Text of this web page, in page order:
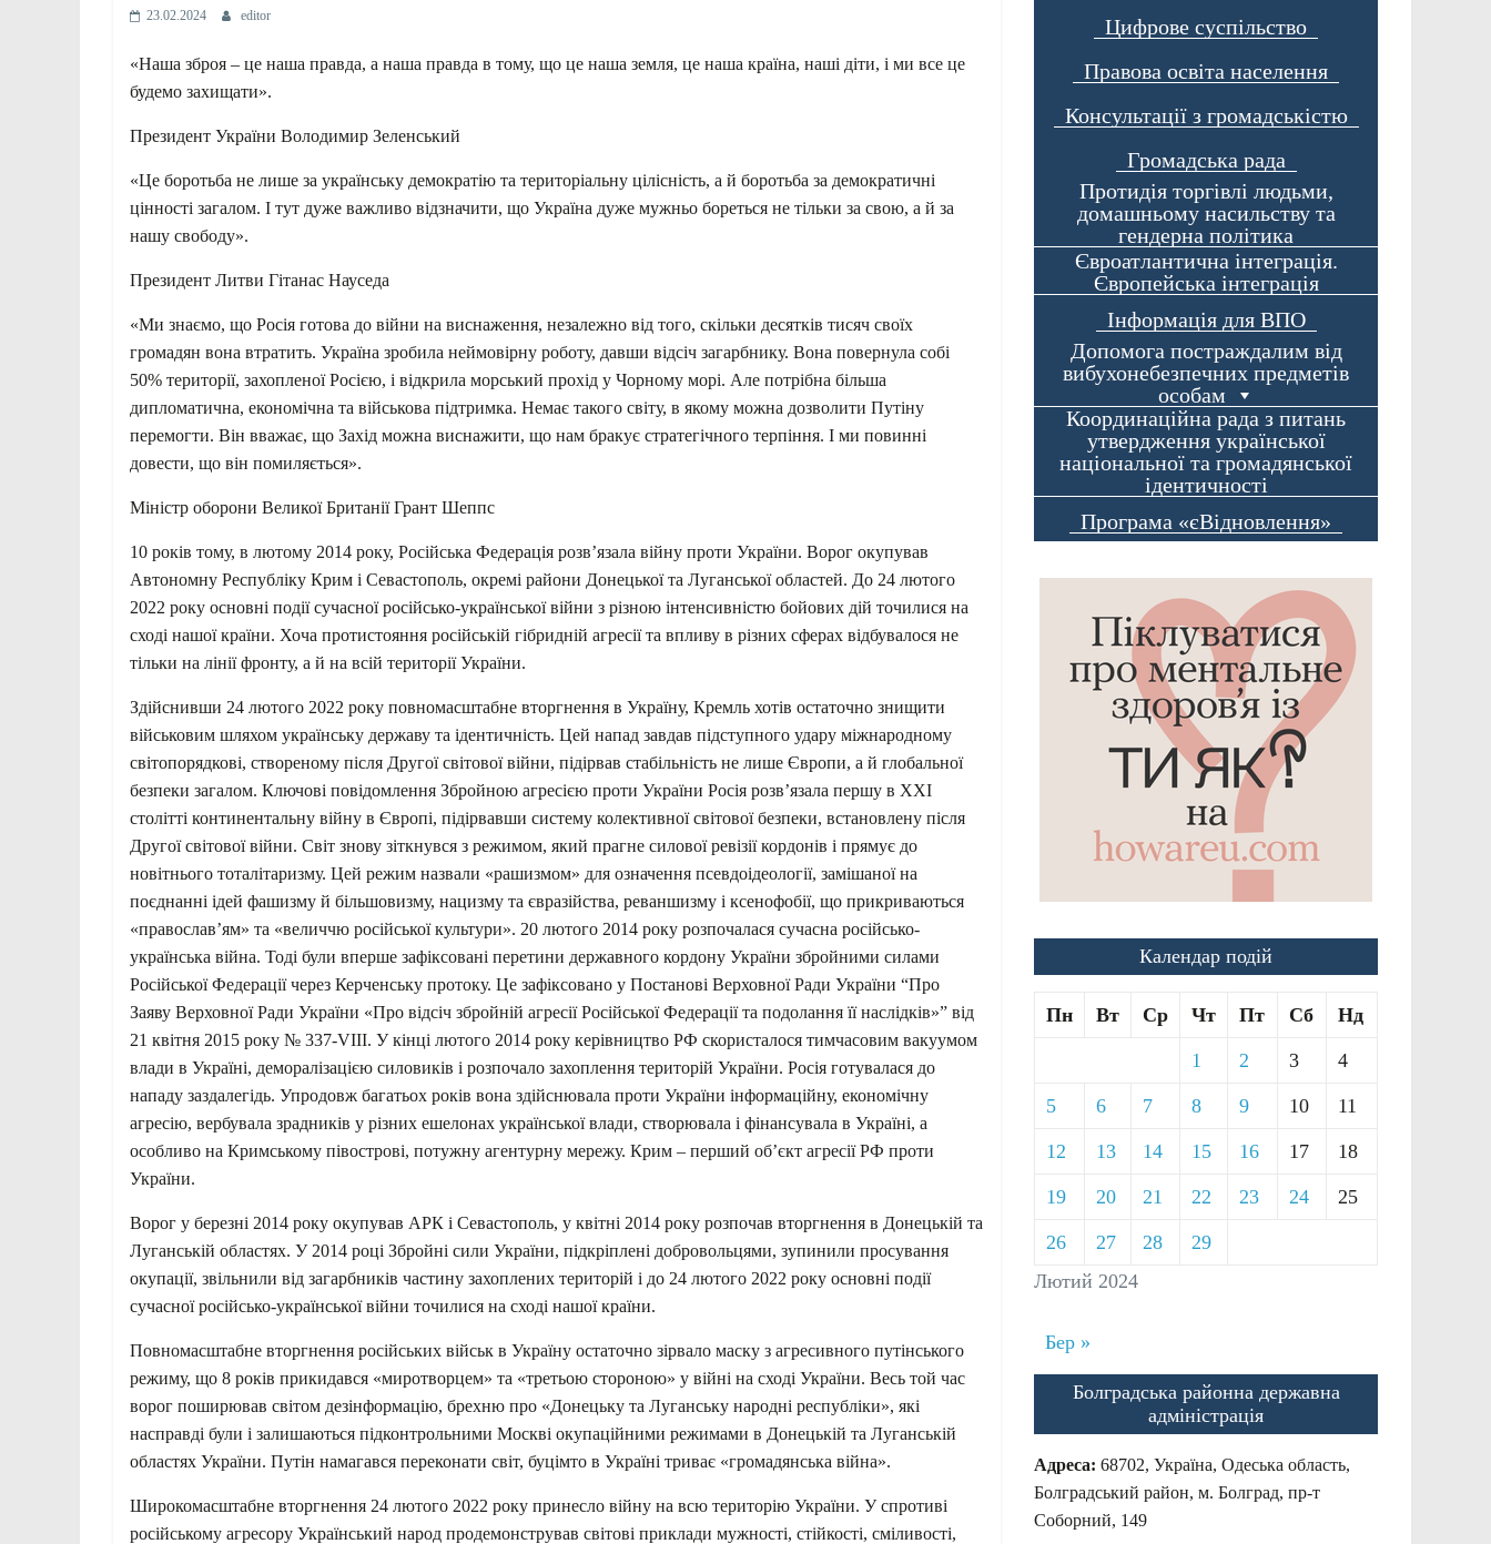
23.02.2024 editor
«Наша зброя – це наша правда, а наша правда в тому, що це наша земля, це наша країна, наші діти, і ми все це
будемо захищати».
Президент України Володимир Зеленський
«Це боротьба не лише за українську демократію та територіальну цілісність, а й боротьба за демократичні
цінності загалом. І тут дуже важливо відзначити, що Україна дуже мужньо бореться не тільки за свою, а й за
нашу свободу».
Президент Литви Гітанас Науседа
«Ми знаємо, що Росія готова до війни на виснаження, незалежно від того, скільки десятків тисяч своїх
громадян вона втратить. Україна зробила неймовірну роботу, давши відсіч загарбнику. Вона повернула собі
50% території, захопленої Росією, і відкрила морський прохід у Чорному морі. Але потрібна більша
дипломатична, економічна та військова підтримка. Немає такого світу, в якому можна дозволити Путіну
перемогти. Він вважає, що Захід можна виснажити, що нам бракує стратегічного терпіння. І ми повинні
довести, що він помиляється».
Міністр оборони Великої Британії Грант Шеппс
10 років тому, в лютому 2014 року, Російська Федерація розв’язала війну проти України. Ворог окупував
Автономну Республіку Крим і Севастополь, окремі райони Донецької та Луганської областей. До 24 лютого
2022 року основні події сучасної російсько-української війни з різною інтенсивністю бойових дій точилися на
сході нашої країни. Хоча протистояння російській гібридній агресії та впливу в різних сферах відбувалося не
тільки на лінії фронту, а й на всій території України.
Здійснивши 24 лютого 2022 року повномасштабне вторгнення в Україну, Кремль хотів остаточно знищити
військовим шляхом українську державу та ідентичність. Цей напад завдав підступного удару міжнародному
світопорядкові, створеному після Другої світової війни, підірвав стабільність не лише Європи, а й глобальної
безпеки загалом. Ключові повідомлення Збройною агресією проти України Росія розв’язала першу в XXI
столітті континентальну війну в Європі, підірвавши систему колективної світової безпеки, встановлену після
Другої світової війни. Світ знову зіткнувся з режимом, який прагне силової ревізії кордонів і прямує до
новітнього тоталітаризму. Цей режим назвали «рашизмом» для означення псевдоідеології, замішаної на
поєднанні ідей фашизму й більшовизму, нацизму та євразійства, реваншизму і ксенофобії, що прикриваються
«православ’ям» та «величчю російської культури». 20 лютого 2014 року розпочалася сучасна російсько-
українська війна. Тоді були вперше зафіксовані перетини державного кордону України збройними силами
Російської Федерації через Керченську протоку. Це зафіксовано у Постанові Верховної Ради України “Про
Заяву Верховної Ради України «Про відсіч збройній агресії Російської Федерації та подолання її наслідків»” від
21 квітня 2015 року № 337-VIII. У кінці лютого 2014 року керівництво РФ скористалося тимчасовим вакуумом
влади в Україні, деморалізацією силовиків і розпочало захоплення територій України. Росія готувалася до
нападу заздалегідь. Упродовж багатьох років вона здійснювала проти України інформаційну, економічну
агресію, вербувала зрадників у різних ешелонах української влади, створювала і фінансувала в Україні, а
особливо на Кримському півострові, потужну агентурну мережу. Крим – перший об’єкт агресії РФ проти
України.
Ворог у березні 2014 року окупував АРК і Севастополь, у квітні 2014 року розпочав вторгнення в Донецькій та
Луганській областях. У 2014 році Збройні сили України, підкріплені добровольцями, зупинили просування
окупації, звільнили від загарбників частину захоплених територій і до 24 лютого 2022 року основні події
сучасної російсько-української війни точилися на сході нашої країни.
Повномасштабне вторгнення російських військ в Україну остаточно зірвало маску з агресивного путінського
режиму, що 8 років прикидався «миротворцем» та «третьою стороною» у війні на сході України. Весь той час
ворог поширював світом дезінформацію, брехню про «Донецьку та Луганську народні республіки», які
насправді були і залишаються підконтрольними Москві окупаційними режимами в Донецькій та Луганській
областях України. Путін намагався переконати світ, буцімто в Україні триває «громадянська війна».
Широкомасштабне вторгнення 24 лютого 2022 року принесло війну на всю територію України. У спротиві
російському агресору Український народ продемонстрував світові приклади мужності, стійкості, сміливості,
Цифрове суспільство
Правова освіта населення
Консультації з громадськістю
Громадська рада
Протидія торгівлі людьми,
домашньому насильству та
гендерна політика
Євроатлантична інтеграція.
Європейська інтеграція
Інформація для ВПО
Допомога постраждалим від
вибухонебезпечних предметів
особам
Координаційна рада з питань
утвердження української
національної та громадянської
ідентичності
Програма «єВідновлення»
Календар подій
Лютий 2024
Пн Вт Ср Чт Пт Сб Нд
1 2 3 4
5 6 7 8 9 10 11
12 13 14 15 16 17 18
19 20 21 22 23 24 25
26 27 28 29
Бер »
Болградська районна державна
адміністрація
Адреса: 68702, Україна, Одеська область,
Болградський район, м. Болград, пр-т
Соборний, 149